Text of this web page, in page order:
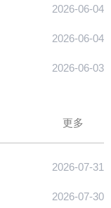
2026-06-04
2026-06-04
2026-06-03
更多
2026-07-31
2026-07-30